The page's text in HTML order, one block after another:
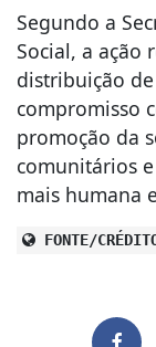
Segundo a
Social, a ação
distribuição
compromisso
promoção da
comunitários
mais humana
FONTE/